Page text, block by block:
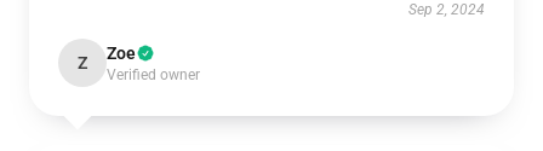
Sep 2, 2024
Z Zoe
Verified owner